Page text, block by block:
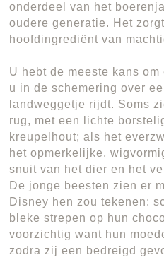
onderdeel van het
oudere generatie. Het
hoofdingrediënt van
U hebt de meeste kans
u in de schemering over
landweggetje rijdt. Soms
rug, met een lichte
kreupelhout; als het
het opmerkelijke,
snuit van het dier en het
De jonge beesten zien er
Disney hen zou tekenen:
bleke strepen op hun
voorzichtig want hun
zodra zij een bedreigd